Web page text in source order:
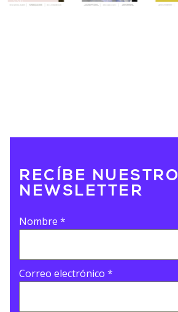
RECÍBE NUESTRO
NEWSLETTER
Nombre *
Correo electrónico *